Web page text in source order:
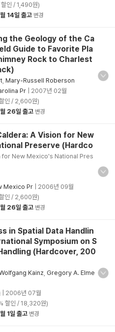
인 / 1,490원)
14일 출고 변경
the Geology of the Ca
Guide to Favorite Pla
Rock to Charlest
Mary-Russell Roberson
Pr
2007년 02월
인 / 2,600원)
26일 출고 변경
A Vision for New
Preserve (Hardco
for New Mexico's National Pres
Mexico Pr
2006년 09월
인 / 2,600원)
26일 출고 변경
in Spatial Data Handlin
Symposium on S
(Hardcover, 200
Kainz Gregory A. Elme
2006년 07월
할인 / 18,320원)
1일 출고 변경